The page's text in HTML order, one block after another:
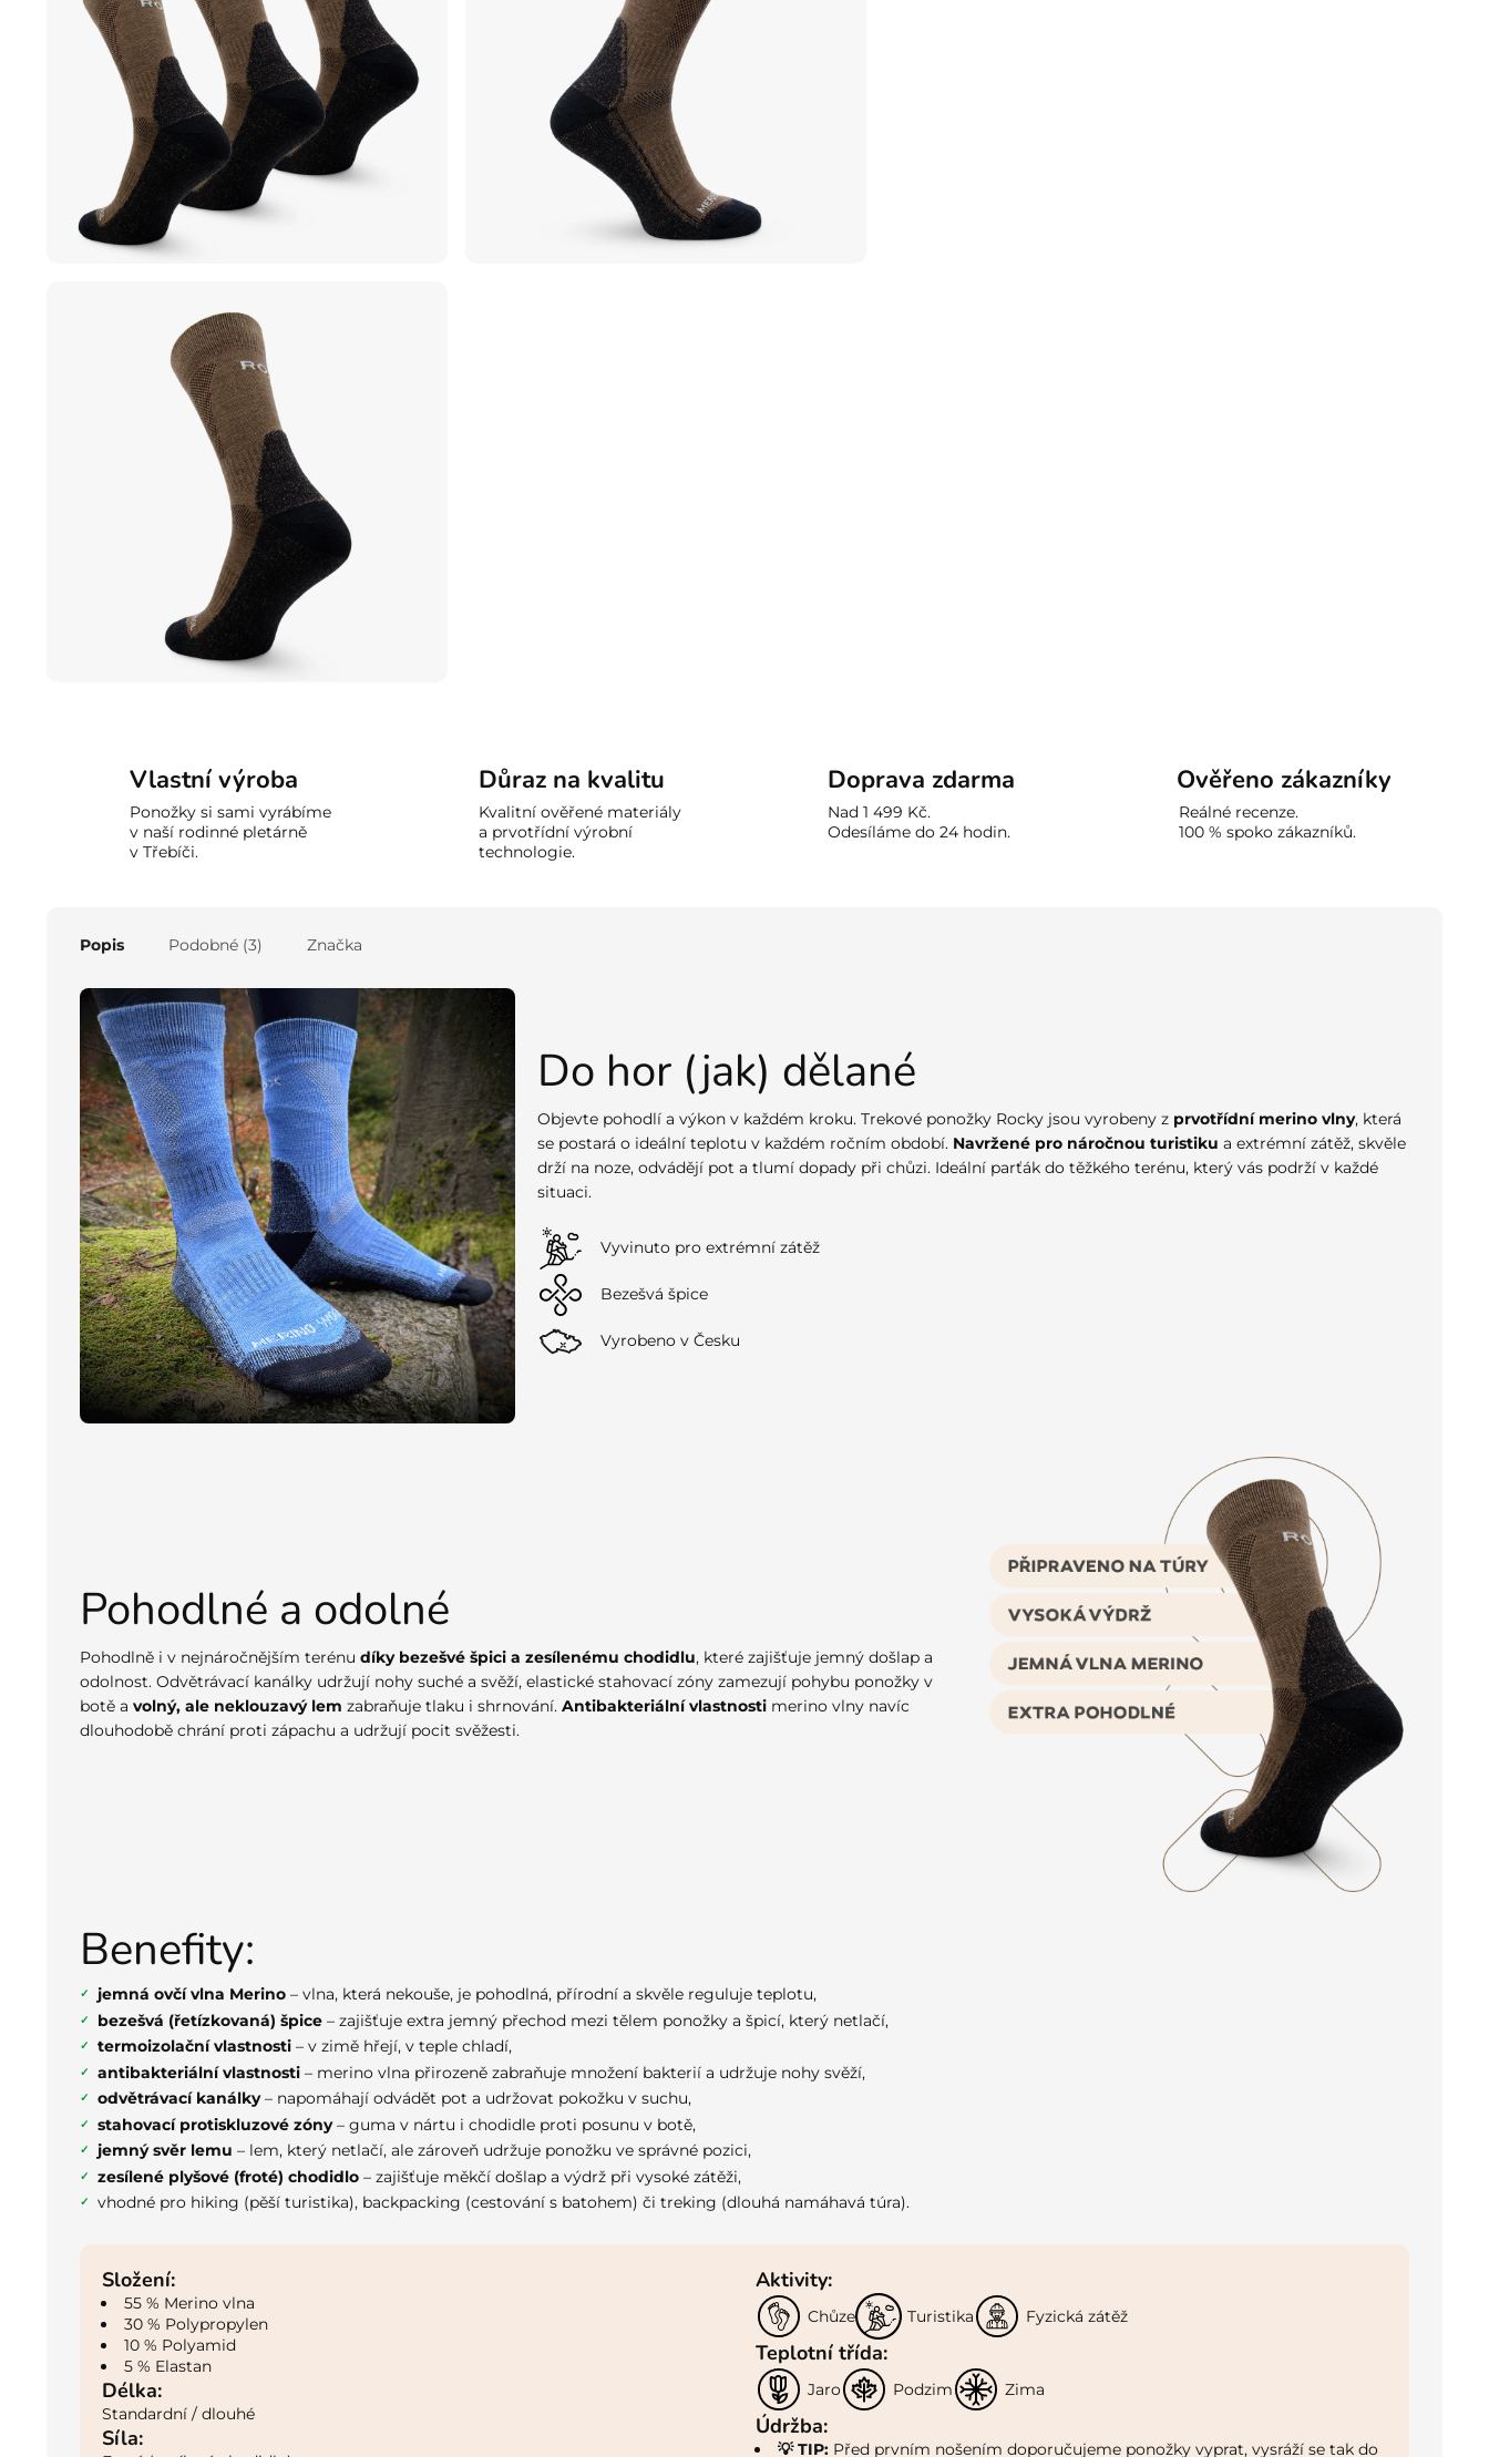
Vlastní výroba
Ponožky si sami vyrábíme
v naší rodinné pletárně
v Třebíči.
Důraz na kvalitu
Kvalitní ověřené materiály
a prvotřídní výrobní
technologie.
Doprava zdarma
Nad 1 499 Kč.
Odesíláme do 24 hodin.
Ověřeno zákazníky
Reálné recenze.
100 % spoko zákazníků.
Popis Podobné (3) Značka
Do hor (jak) dělané
Objevte pohodlí a výkon v každém kroku. Trekové ponožky Rocky jsou vyrobeny z prvotřídní merino vlny, která
se postará o ideální teplotu v každém ročním období. Navržené pro náročnou turistiku a extrémní zátěž, skvěle
drží na noze, odvádějí pot a tlumí dopady při chůzi. Ideální parťák do těžkého terénu, který vás podrží v každé
situaci.
Vyvinuto pro extrémní zátěž
Bezešvá špice
Vyrobeno v Česku
Pohodlné a odolné
Pohodlně i v nejnáročnějším terénu díky bezešvé špici a zesílenému chodidlu, které zajišťuje jemný došlap a
odolnost. Odvětrávací kanálky udržují nohy suché a svěží, elastické stahovací zóny zamezují pohybu ponožky v
botě a volný, ale neklouzavý lem zabraňuje tlaku i shrnování. Antibakteriální vlastnosti merino vlny navíc
dlouhodobě chrání proti zápachu a udržují pocit svěžesti.
Benefity:
jemná ovčí vlna Merino – vlna, která nekouše, je pohodlná, přírodní a skvěle reguluje teplotu,
bezešvá (řetízkovaná) špice – zajišťuje extra jemný přechod mezi tělem ponožky a špicí, který netlačí,
termoizolační vlastnosti – v zimě hřejí, v teple chladí,
antibakteriální vlastnosti – merino vlna přirozeně zabraňuje množení bakterií a udržuje nohy svěží,
odvětrávací kanálky– napomáhají odvádět pot a udržovat pokožku v suchu,
stahovací protiskluzové zóny– guma v nártu i chodidle proti posunu v botě,
jemný svěr lemu – lem, který netlačí, ale zároveň udržuje ponožku ve správné pozici,
zesílené plyšové (froté) chodidlo – zajišťuje měkčí došlap a výdrž při vysoké zátěži,
vhodné pro hiking (pěší turistika), backpacking (cestování s batohem) či treking (dlouhá namáhavá túra).
Složení:
55 % Merino vlna
30 % Polypropylen
10 % Polyamid
5 % Elastan
Délka:
Standardní / dlouhé
Síla:
Aktivity:
Chůze Turistika Fyzická zátěž
Teplotní třída:
Jaro Podzim Zima
Údržba:
💡 TIP: Před prvním nošením doporučujeme ponožky vyprat, vysráží se tak do